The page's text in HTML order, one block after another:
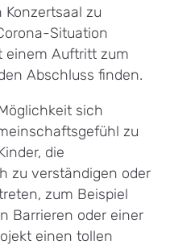
zu
Situation
einem Auftritt zum
Abschluss finden.
sich
zu
die
zu verständigen oder
zum Beispiel
Barrieren oder einer
einen tollen